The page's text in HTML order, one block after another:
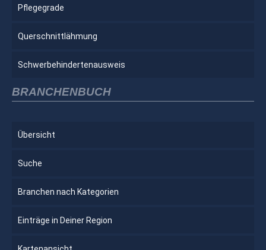
Pflegegrade
Querschnittlähmung
Schwerbehindertenausweis
BRANCHENBUCH
Übersicht
Suche
Branchen nach Kategorien
Einträge in Deiner Region